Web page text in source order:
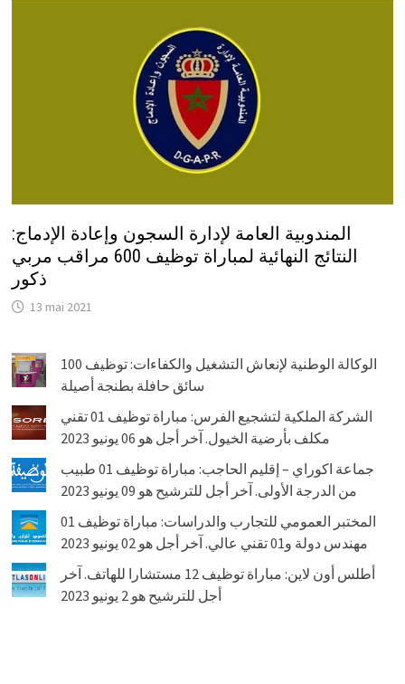
المندوبية العامة لإدارة السجون وإعادة الإدماج:
النتائج النهائية لمباراة توظيف 600 مراقب مربي
ذكور
13 mai 2021
الوكالة الوطنية لإنعاش التشغيل والكفاءات: توظيف 100
سائق حافلة بطنجة أصيلة
الشركة الملكية لتشجيع الفرس: مباراة توظيف 01 تقني
مكلف بأرضية الخيول. آخر أجل هو 06 يونيو 2023
جماعة اكوراي – إقليم الحاجب: مباراة توظيف 01 طبيب
من الدرجة الأولى. آخر أجل للترشيح هو 09 يونيو 2023
المختبر العمومي للتجارب والدراسات: مباراة توظيف 01
مهندس دولة و01 تقني عالي. آخر أجل هو 02 يونيو 2023
أطلس أون لاين: مباراة توظيف 12 مستشارا للهاتف. آخر
أجل للترشيح هو 2 يونيو 2023